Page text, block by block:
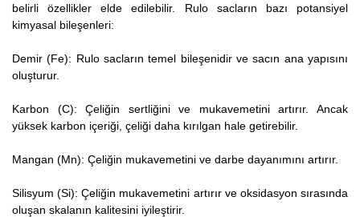
belirli özellikler elde edilebilir. Rulo sacların bazı potansiyel
kimyasal bileşenleri:
Demir (Fe): Rulo sacların temel bileşenidir ve sacın ana yapısını
oluşturur.
Karbon (C): Çeliğin sertliğini ve mukavemetini artırır. Ancak
yüksek karbon içeriği, çeliği daha kırılgan hale getirebilir.
Mangan (Mn): Çeliğin mukavemetini ve darbe dayanımını artırır.
Silisyum (Si): Çeliğin mukavemetini artırır ve oksidasyon sırasında
oluşan skalanın kalitesini iyileştirir.